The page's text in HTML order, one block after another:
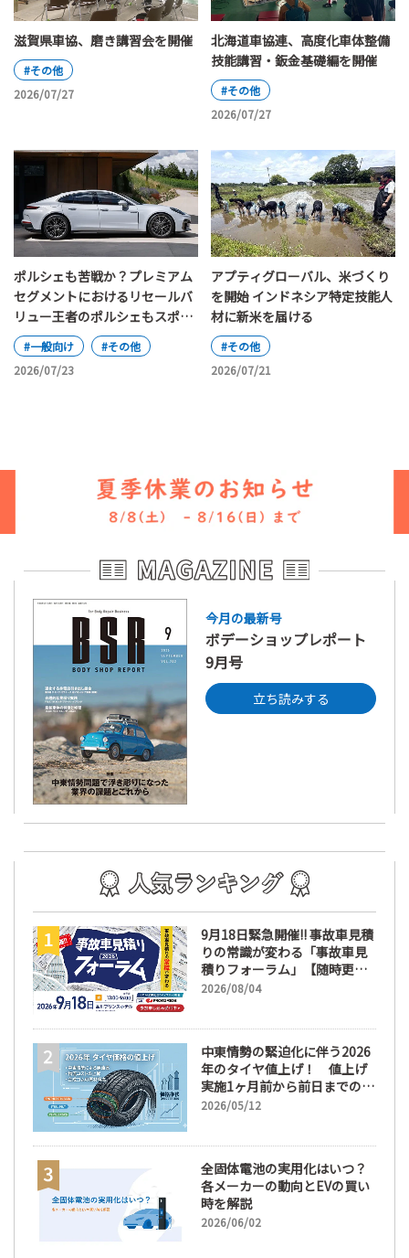
滋賀県車協、磨き講習会を開催
#その他
2026/07/27
北海道車協連、高度化車体整備
技能講習・鈑金基礎編を開催
#その他
2026/07/27
ポルシェも苦戦か？プレミアム
セグメントにおけるリセールバ
リュー王者のポルシェもスポー
ツカーと主流のSUV、電気自動
車と内燃機関車の間で揺れ動い
ている
#一般向け
#その他
2026/07/23
アプティグローバル、米づくり
を開始 インドネシア特定技能人
材に新米を届ける
#その他
2026/07/21
今月の最新号
ボデーショップレポート
9月号
立ち読みする
9月18日緊急開催!! 事故車見積
りの常識が変わる「事故車見
積りフォーラム」【随時更
新】
2026/08/04
中東情勢の緊迫化に伴う2026
年のタイヤ値上げ！ 値上げ
実施1ヶ月前から前日までの期
間が販売において極めて重要
2026/05/12
全固体電池の実用化はいつ？
各メーカーの動向とEVの買い
時を解説
2026/06/02